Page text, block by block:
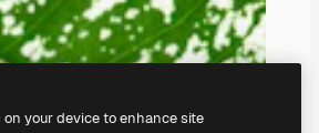
your device to enhance site